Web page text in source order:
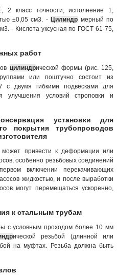
класс точности, исполнение 1,
±0,05 см3. -Цилиндр мерный по
- Кислота уксусная по ГОСТ 61-75,
работ
цилиндрической формы (рис. 125,
или поштучно состоит из
двумя гибкими подвесками для
улучшения условий строповки и
установки для
покрытия трубопроводов
может привести к деформации или
особенно резьбовых соединений
включении перекачивающих
жидкостью, и после выработки
могут перемещаться ускоренно,
к стальным трубам
с условным проходом более 10 мм
ической резьбой (длинной или
на муфтах. Резьба должна быть